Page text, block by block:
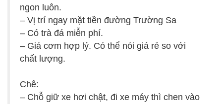
ngon luôn.
– Vị trí ngay mặt tiền đường Trường Sa
– Có trà đá miễn phí.
– Giá cơm hợp lý. Có thể nói giá rẻ so với
chất lượng.
Chê:
– Chỗ giữ xe hơi chật, đi xe máy thì chen vào